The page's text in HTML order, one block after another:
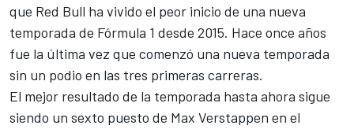
que Red Bull ha vivido el peor inicio de una nueva
temporada de Fórmula 1 desde 2015. Hace once años
fue la última vez que comenzó una nueva temporada
sin un podio en las tres primeras carreras.
El mejor resultado de la temporada hasta ahora sigue
siendo un sexto puesto de Max Verstappen en el